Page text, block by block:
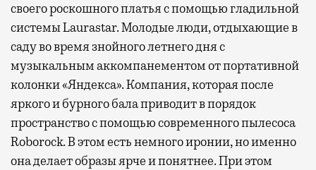
своего роскошного платья с помощью гладильной
системы Laurastar. Молодые люди, отдыхающие в
саду во время знойного летнего дня с
музыкальным аккомпанементом от портативной
колонки «Яндекса». Компания, которая после
яркого и бурного бала приводит в порядок
пространство с помощью современного пылесоса
Roborock. В этом есть немного иронии, но именно
она делает образы ярче и понятнее. При этом